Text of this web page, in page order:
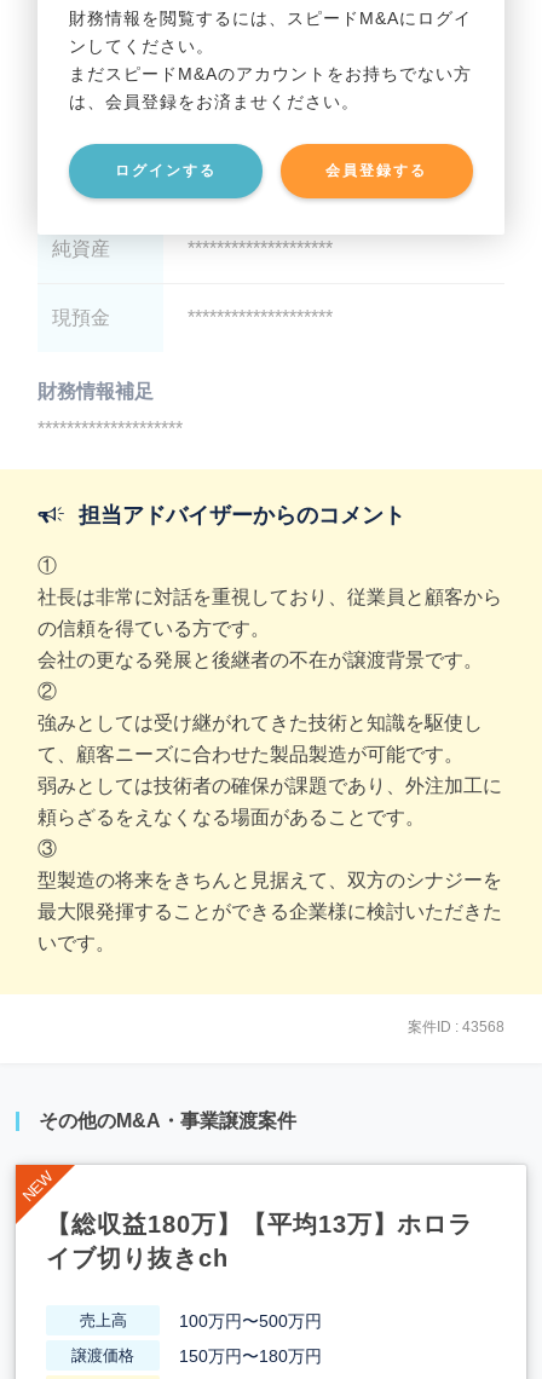
財務情報を閲覧するには、スピードM&Aにログイ
ンしてください。
まだスピードM&Aのアカウントをお持ちでない方
は、会員登録をお済ませください。
ログインする 会員登録する
貸借対照表（B/S）
総資産 ********************
有利子負債 ********************
純資産 ********************
現預金 ********************
財務情報補足
********************
担当アドバイザーからのコメント
①
社長は非常に対話を重視しており、従業員と顧客から
の信頼を得ている方です。
会社の更なる発展と後継者の不在が譲渡背景です。
②
強みとしては受け継がれてきた技術と知識を駆使し
て、顧客ニーズに合わせた製品製造が可能です。
弱みとしては技術者の確保が課題であり、外注加工に
頼らざるをえなくなる場面があることです。
③
型製造の将来をきちんと見据えて、双方のシナジーを
最大限発揮することができる企業様に検討いただきた
いです。
案件ID : 43568
その他のM&A・事業譲渡案件
【総収益180万】【平均13万】ホロラ
イブ切り抜きch
売上高 100万円〜500万円
譲渡価格 150万円〜180万円